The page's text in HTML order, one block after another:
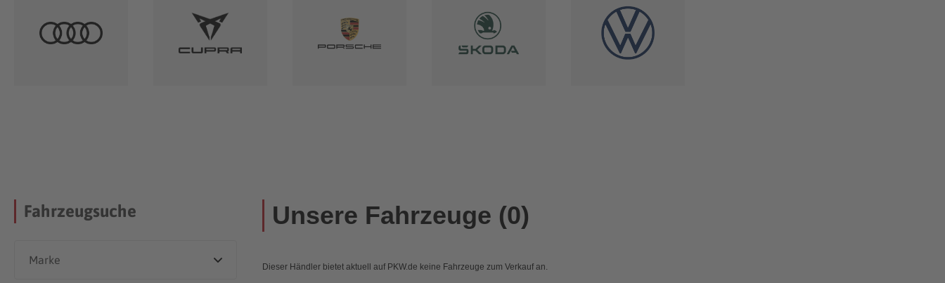
Fahrzeugsuche Unsere Fahrzeuge (0)
Dieser Händler bietet aktuell auf PKW.de keine Fahrzeuge zum Verkauf an.